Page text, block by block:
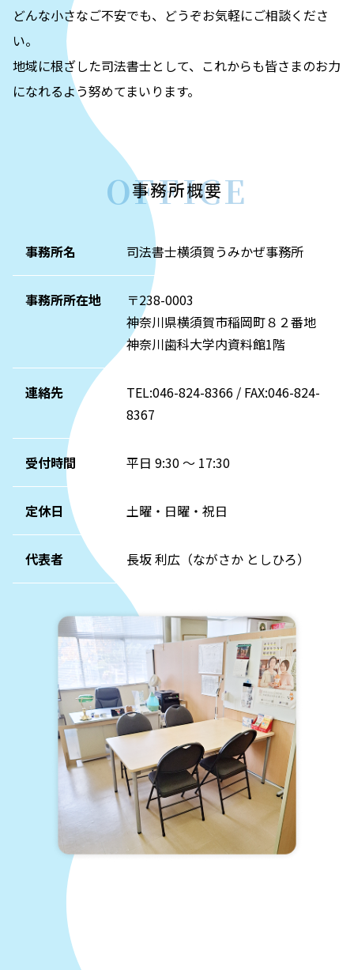
どんな小さなご不安でも、どうぞお気軽にご相談くださ
い。
地域に根ざした司法書士として、これからも皆さまのお力
になれるよう努めてまいります。
OFFICE
事務所概要
事務所名 司法書士横須賀うみかぜ事務所
事務所所在地
〒238-0003
神奈川県横須賀市稲岡町８２番地
神奈川歯科大学内資料館1階
連絡先
TEL:046-824-8366 / FAX:046-824-
8367
受付時間 平日 9:30 ～ 17:30
定休日 土曜・日曜・祝日
代表者 長坂 利広（ながさか としひろ）